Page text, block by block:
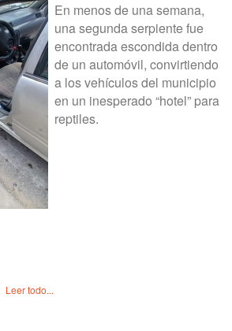
En menos de una semana,
una segunda serpiente fue
encontrada escondida dentro
de un automóvil, convirtiendo
a los vehículos del municipio
en un inesperado “hotel” para
reptiles.
Leer todo...